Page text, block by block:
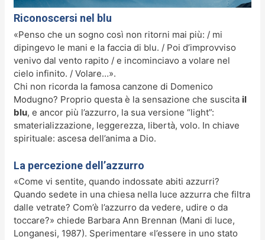
Riconoscersi nel blu
«Penso che un sogno così non ritorni mai più: / mi
dipingevo le mani e la faccia di blu. / Poi d’improvviso
venivo dal vento rapito / e incominciavo a volare nel
cielo infinito. / Volare…».
Chi non ricorda la famosa canzone di Domenico
Modugno? Proprio questa è la sensazione che suscita il
blu, e ancor più l’azzurro, la sua versione “light”:
smaterializzazione, leggerezza, libertà, volo. In chiave
spirituale: ascesa dell’anima a Dio.
La percezione dell’azzurro
«Come vi sentite, quando indossate abiti azzurri?
Quando sedete in una chiesa nella luce azzurra che filtra
dalle vetrate? Com’è l’azzurro da vedere, udire o da
toccare?» chiede Barbara Ann Brennan (Mani di luce,
Longanesi, 1987). Sperimentare «l’essere in uno stato